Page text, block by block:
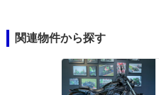
関連物件から探す